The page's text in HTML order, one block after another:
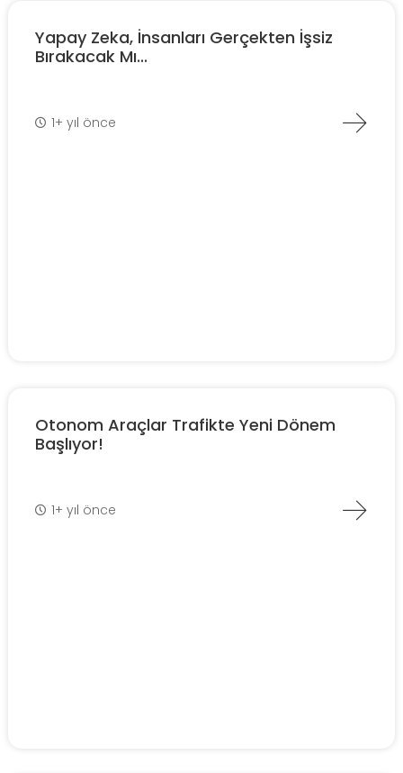
Yapay Zeka, İnsanları Gerçekten İşsiz
Bırakacak Mı...
1+ yıl önce
Otonom Araçlar Trafikte Yeni Dönem
Başlıyor!
1+ yıl önce